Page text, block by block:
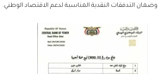
وضمان التدفقات النقدية المناسبة لدعم الاقتصاد الوطني.